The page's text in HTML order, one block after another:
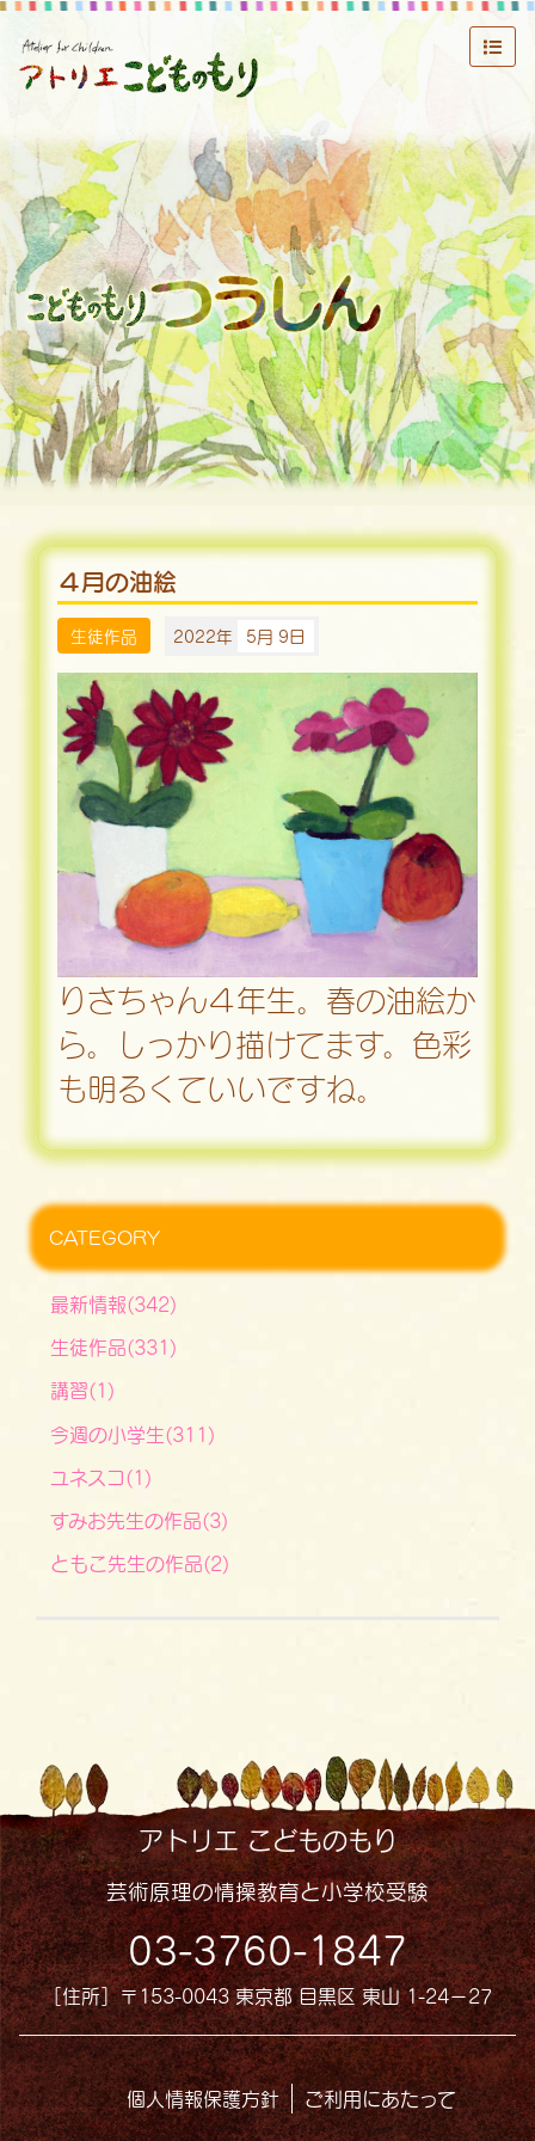
４月の油絵
生徒作品 2022年 5月 9日
りさちゃん４年生。春の油絵か
ら。しっかり描けてます。色彩
も明るくていいですね。
CATEGORY
最新情報(342)
生徒作品(331)
講習(1)
今週の小学生(311)
ユネスコ(1)
すみお先生の作品(3)
ともこ先生の作品(2)
アトリエ こどものもり
芸術原理の情操教育と小学校受験
03-3760-1847
［住所］〒153-0043 東京都 目黒区 東山 1-24−27
個人情報保護方針 ご利用にあたって